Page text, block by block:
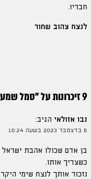
חבריו.
לנצח צהוב שחור
9 זיכרונות על " סמל
נבו אזולאי הגיב:
6 בדצמבר 2023 בשעה 10:24
בן אדם שכולו אהבת
כשצריך אותו.
נזכור אותך לנצח שימי